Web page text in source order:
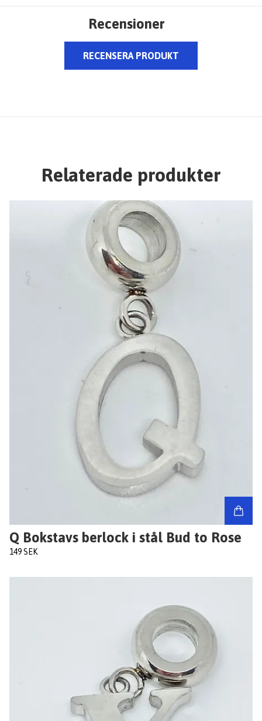
Recensioner
RECENSERA PRODUKT
Relaterade produkter
Q Bokstavs berlock i stål Bud to Rose
149 SEK